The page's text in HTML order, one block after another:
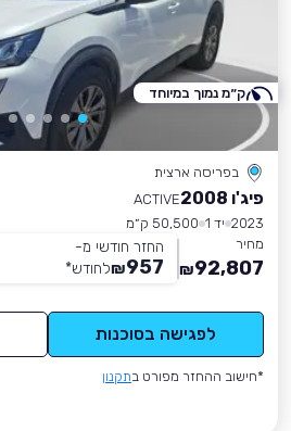
בפריסה ארצית
פיג'ו 2008
ACTIVE
2023 יד 1
50,500 ק״מ
מחיר
92,807
₪
החזר חודשי מ-
957
₪לחודש*
לפגישה בסוכנות
*חישוב ההחזר מפורט בתקנון
ק״מ נמוך במיוחד